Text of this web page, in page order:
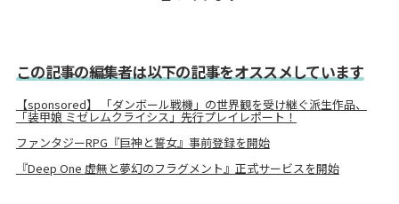
この記事の編集者は以下の記事をオススメしています
【sponsored】 「ダンボール戦機」の世界観を受け継ぐ派生作品、
「装甲娘 ミゼレムクライシス」先行プレイレポート！
ファンタジーRPG『巨神と誓女』事前登録を開始
『Deep One 虚無と夢幻のフラグメント』正式サービスを開始